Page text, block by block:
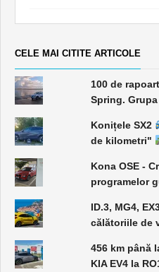
CELE MAI CITITE ARTICOLE
100 de
Spring.
Konițele SX2
de kilometri"
Kona OSE -
programelor
ID.3, MG4,
călătoriile de
456 km până
KIA EV4 la